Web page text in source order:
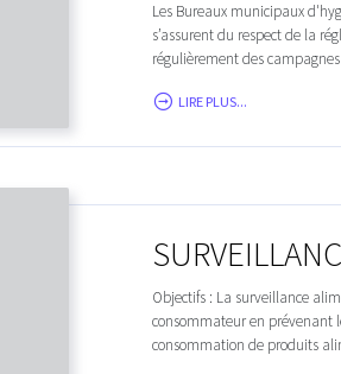
Les Bureaux municipaux
s’assurent du respect de la
régulièrement des
LIRE PLUS...
Objectifs : La surveillance
consommateur en prévenant
consommation de produits